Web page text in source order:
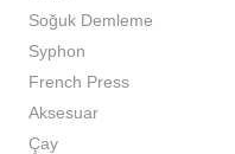
Soğuk Demleme
Syphon
French Press
Aksesuar
Çay